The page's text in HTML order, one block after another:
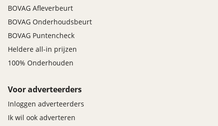
BOVAG Afleverbeurt
BOVAG Onderhoudsbeurt
BOVAG Puntencheck
Heldere all-in prijzen
100% Onderhouden
Voor adverteerders
Inloggen adverteerders
Ik wil ook adverteren